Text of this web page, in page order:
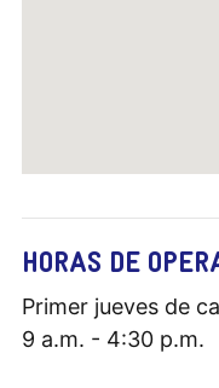
HORAS DE
Primer jueves de
9 a.m. - 4:30 p.m.